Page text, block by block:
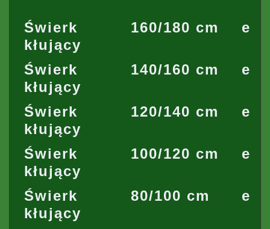
Świerk
kłujący
160/180 cm
Świerk
kłujący
140/160 cm
Świerk
kłujący
120/140 cm
Świerk
kłujący
100/120 cm
Świerk
kłujący
80/100 cm